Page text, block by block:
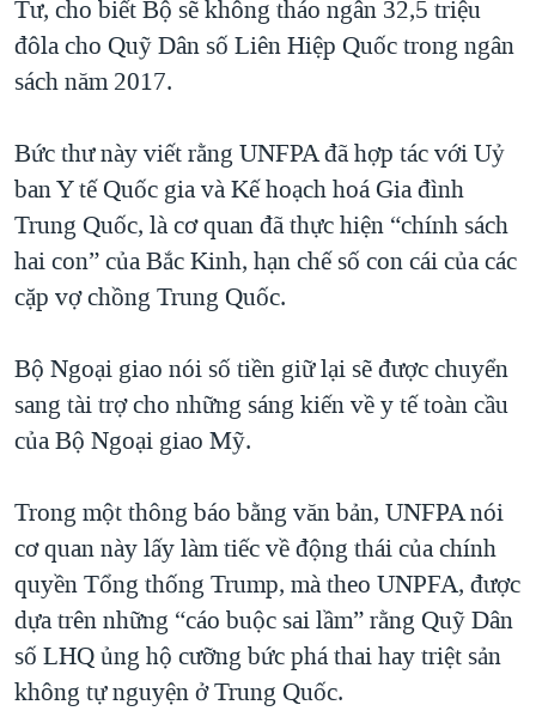
NGƯ DÂN VIỆT VÀ LÀN SÓNG TRỘM HẢI SÂM
BÊN KIA QUỐC LỘ: TIẾNG VỌNG TỪ NÔNG THÔN MỸ
Tư, cho biết Bộ sẽ không tháo ngân 32,5 triệu
đôla cho Quỹ Dân số Liên Hiệp Quốc trong ngân
sách năm 2017.
Bức thư này viết rằng UNFPA đã hợp tác với Uỷ
ban Y tế Quốc gia và Kế hoạch hoá Gia đình
Trung Quốc, là cơ quan đã thực hiện “chính sách
hai con” của Bắc Kinh, hạn chế số con cái của các
cặp vợ chồng Trung Quốc.
Bộ Ngoại giao nói số tiền giữ lại sẽ được chuyển
sang tài trợ cho những sáng kiến về y tế toàn cầu
của Bộ Ngoại giao Mỹ.
Trong một thông báo bằng văn bản, UNFPA nói
cơ quan này lấy làm tiếc về động thái của chính
quyền Tổng thống Trump, mà theo UNPFA, được
dựa trên những “cáo buộc sai lầm” rằng Quỹ Dân
số LHQ ủng hộ cưỡng bức phá thai hay triệt sản
không tự nguyện ở Trung Quốc.